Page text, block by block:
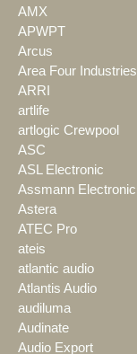
AMX
APWPT
Arcus
Area Four Industries
ARRI
artlife
artlogic Crewpool
ASC
ASL Electronic
Assmann Electronic
Astera
ATEC Pro
ateis
atlantic audio
Atlantis Audio
audiluma
Audinate
Audio Export